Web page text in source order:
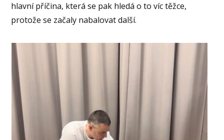
hlavní příčina, která se pak hledá o to víc těžce,
protože se začaly nabalovat další.